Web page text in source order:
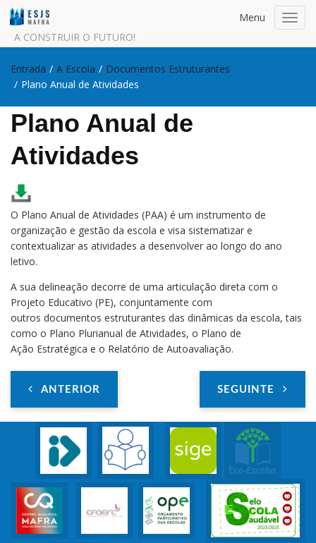
A CONSTRUIR O FUTURO!
Menu
Entrada / A Escola / Documentos Estruturantes
/ Plano Anual de Atividades
Plano Anual de
Atividades
O Plano Anual de Atividades (PAA) é um instrumento de
organização e gestão da escola e visa sistematizar e
contextualizar as atividades a desenvolver ao longo do ano
letivo.
A sua delineação decorre de uma articulação direta com o
Projeto Educativo (PE), conjuntamente com
outros documentos estruturantes das dinâmicas da escola, tais
como o Plano Plurianual de Atividades, o Plano de
Ação Estratégica e o Relatório de Autoavaliação.
ANTERIOR SEGUINTE